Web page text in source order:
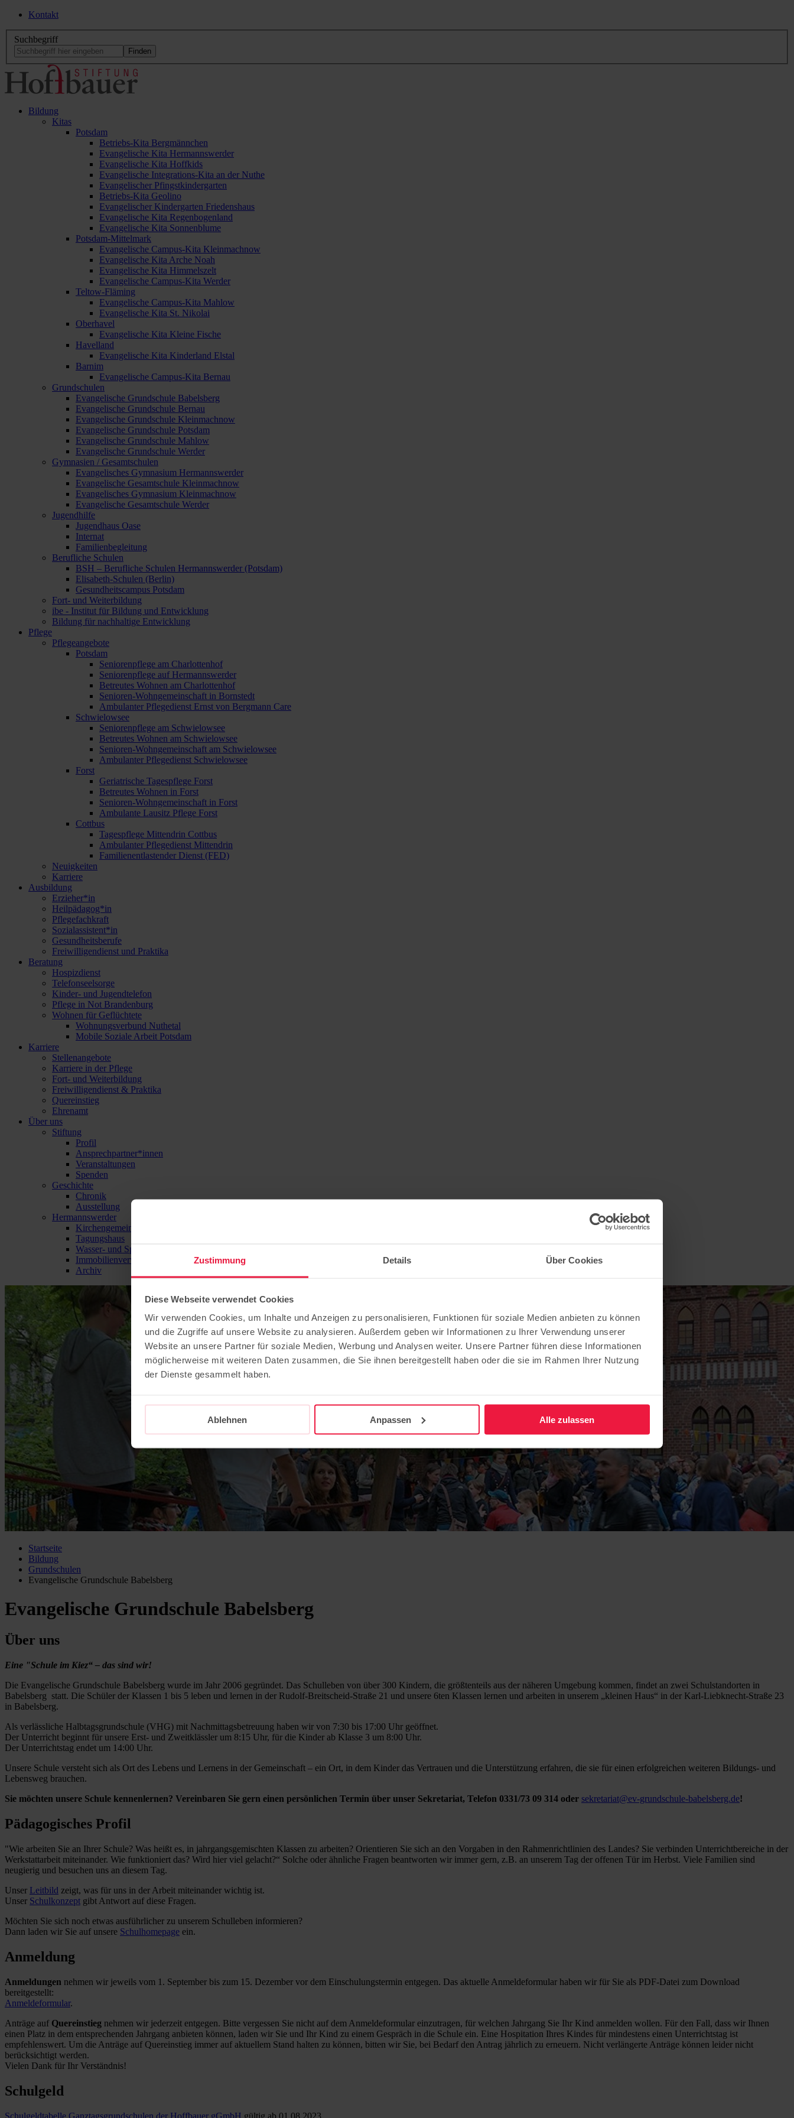
Zustimmung Details Über Cookies
Diese Webseite verwendet Cookies
Wir verwenden Cookies, um Inhalte und Anzeigen zu personalisieren, Funktionen für soziale Medien anbieten zu können
und die Zugriffe auf unsere Website zu analysieren. Außerdem geben wir Informationen zu Ihrer Verwendung unserer
Website an unsere Partner für soziale Medien, Werbung und Analysen weiter. Unsere Partner führen diese Informationen
möglicherweise mit weiteren Daten zusammen, die Sie ihnen bereitgestellt haben oder die sie im Rahmen Ihrer Nutzung
der Dienste gesammelt haben.
Ablehnen Anpassen Alle zulassen
Kontakt
Suchbegriff
Bildung
Kitas
Potsdam
Betriebs-Kita Bergmännchen
Evangelische Kita Hermannswerder
Evangelische Kita Hoffkids
Evangelische Integrations-Kita an der Nuthe
Evangelischer Pfingstkindergarten
Betriebs-Kita Geolino
Evangelischer Kindergarten Friedenshaus
Evangelische Kita Regenbogenland
Evangelische Kita Sonnenblume
Potsdam-Mittelmark
Evangelische Campus-Kita Kleinmachnow
Evangelische Kita Arche Noah
Evangelische Kita Himmelszelt
Evangelische Campus-Kita Werder
Teltow-Fläming
Evangelische Campus-Kita Mahlow
Evangelische Kita St. Nikolai
Oberhavel
Evangelische Kita Kleine Fische
Havelland
Evangelische Kita Kinderland Elstal
Barnim
Evangelische Campus-Kita Bernau
Grundschulen
Evangelische Grundschule Babelsberg
Evangelische Grundschule Bernau
Evangelische Grundschule Kleinmachnow
Evangelische Grundschule Potsdam
Evangelische Grundschule Mahlow
Evangelische Grundschule Werder
Gymnasien / Gesamtschulen
Evangelisches Gymnasium Hermannswerder
Evangelische Gesamtschule Kleinmachnow
Evangelisches Gymnasium Kleinmachnow
Evangelische Gesamtschule Werder
Jugendhilfe
Jugendhaus Oase
Internat
Familienbegleitung
Berufliche Schulen
BSH – Berufliche Schulen Hermannswerder (Potsdam)
Elisabeth-Schulen (Berlin)
Gesundheitscampus Potsdam
Fort- und Weiterbildung
ibe - Institut für Bildung und Entwicklung
Bildung für nachhaltige Entwicklung
Pflege
Pflegeangebote
Potsdam
Seniorenpflege am Charlottenhof
Seniorenpflege auf Hermannswerder
Betreutes Wohnen am Charlottenhof
Senioren-Wohngemeinschaft in Bornstedt
Ambulanter Pflegedienst Ernst von Bergmann Care
Schwielowsee
Seniorenpflege am Schwielowsee
Betreutes Wohnen am Schwielowsee
Senioren-Wohngemeinschaft am Schwielowsee
Ambulanter Pflegedienst Schwielowsee
Forst
Geriatrische Tagespflege Forst
Betreutes Wohnen in Forst
Senioren-Wohngemeinschaft in Forst
Ambulante Lausitz Pflege Forst
Cottbus
Tagespflege Mittendrin Cottbus
Ambulanter Pflegedienst Mittendrin
Familienentlastender Dienst (FED)
Neuigkeiten
Karriere
Ausbildung
Erzieher*in
Heilpädagog*in
Pflegefachkraft
Sozialassistent*in
Gesundheitsberufe
Freiwilligendienst und Praktika
Beratung
Hospizdienst
Telefonseelsorge
Kinder- und Jugendtelefon
Pflege in Not Brandenburg
Wohnen für Geflüchtete
Wohnungsverbund Nuthetal
Mobile Soziale Arbeit Potsdam
Karriere
Stellenangebote
Karriere in der Pflege
Fort- und Weiterbildung
Freiwilligendienst & Praktika
Quereinstieg
Ehrenamt
Über uns
Stiftung
Profil
Ansprechpartner*innen
Veranstaltungen
Spenden
Geschichte
Chronik
Ausstellung
Hermannswerder
Kirchengemeinde
Tagungshaus
Wasser- und Sport-Zentrum Hermannswerder
Immobilienverwaltung
Archiv
Startseite
Bildung
Grundschulen
Evangelische Grundschule Babelsberg
Evangelische Grundschule Babelsberg
Über uns
Eine "Schule im Kiez“ – das sind wir!
Die Evangelische Grundschule Babelsberg wurde im Jahr 2006 gegründet. Das Schulleben von über 300 Kindern, die größtenteils aus der näheren Umgebung kommen, findet an zwei Schulstandorten in
Babelsberg statt. Die Schüler der Klassen 1 bis 5 leben und lernen in der Rudolf-Breitscheid-Straße 21 und unsere 6ten Klassen lernen und arbeiten in unserem „kleinen Haus“ in der Karl-Liebknecht-Straße 23
in Babelsberg.
Als verlässliche Halbtagsgrundschule (VHG) mit Nachmittagsbetreuung haben wir von 7:30 bis 17:00 Uhr geöffnet.
Der Unterricht beginnt für unsere Erst- und Zweitklässler um 8:15 Uhr, für die Kinder ab Klasse 3 um 8:00 Uhr.
Der Unterrichtstag endet um 14:00 Uhr.
Unsere Schule versteht sich als Ort des Lebens und Lernens in der Gemeinschaft – ein Ort, in dem Kinder das Vertrauen und die Unterstützung erfahren, die sie für einen erfolgreichen weiteren Bildungs- und
Lebensweg brauchen.
Sie möchten unsere Schule kennenlernen? Vereinbaren Sie gern einen persönlichen Termin über unser Sekretariat, Telefon 0331/73 09 314 oder sekretariat@ev-grundschule-babelsberg.de!
Pädagogisches Profil
"Wie arbeiten Sie an Ihrer Schule? Was heißt es, in jahrgangsgemischten Klassen zu arbeiten? Orientieren Sie sich an den Vorgaben in den Rahmenrichtlinien des Landes? Sie verbinden Unterrichtbereiche in der
Werkstattarbeit miteinander. Wie funktioniert das? Wird hier viel gelacht?“ Solche oder ähnliche Fragen beantworten wir immer gern, z.B. an unserem Tag der offenen Tür im Herbst. Viele Familien sind
neugierig und besuchen uns an diesem Tag.
Unser Leitbild zeigt, was für uns in der Arbeit miteinander wichtig ist.
Unser Schulkonzept gibt Antwort auf diese Fragen.
Möchten Sie sich noch etwas ausführlicher zu unserem Schulleben informieren?
Dann laden wir Sie auf unsere Schulhomepage ein.
Anmeldung
Anmeldungen nehmen wir jeweils vom 1. September bis zum 15. Dezember vor dem Einschulungstermin entgegen. Das aktuelle Anmeldeformular haben wir für Sie als PDF-Datei zum Download
bereitgestellt:
Anmeldeformular.
Anträge auf Quereinstieg nehmen wir jederzeit entgegen. Bitte vergessen Sie nicht auf dem Anmeldeformular einzutragen, für welchen Jahrgang Sie Ihr Kind anmelden wollen. Für den Fall, dass wir Ihnen
einen Platz in dem entsprechenden Jahrgang anbieten können, laden wir Sie und Ihr Kind zu einem Gespräch in die Schule ein. Eine Hospitation Ihres Kindes für mindestens einen Unterrichtstag ist
empfehlenswert. Um die Anträge auf Quereinstieg immer auf aktuellem Stand halten zu können, bitten wir Sie, bei Bedarf den Antrag jährlich zu erneuern. Nicht verlängerte Anträge können leider nicht
berücksichtigt werden.
Vielen Dank für Ihr Verständnis!
Schulgeld
Schulgeldtabelle Ganztagsgrundschulen der Hoffbauer gGmbH gültig ab 01.08.2023